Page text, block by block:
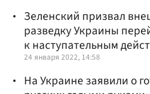
Зеленский призвал
разведку Украины
к наступательным
24 января 2022, 14:58
На Украине заявили о